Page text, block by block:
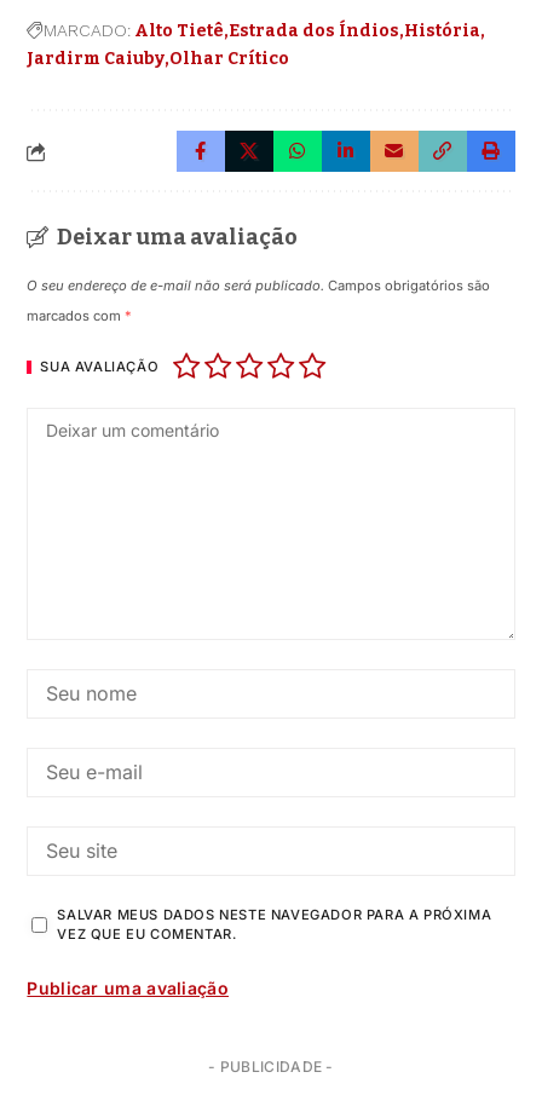
MARCADO: Alto Tietê Estrada dos Índios História
Jardirm Caiuby Olhar Crítico
Deixar uma avaliação
O seu endereço de e-mail não será publicado. Campos obrigatórios são
marcados com*
SUA AVALIAÇÃO
SALVAR MEUS DADOS NESTE NAVEGADOR PARA A PRÓXIMA
VEZ QUE EU COMENTAR.
- PUBLICIDADE -